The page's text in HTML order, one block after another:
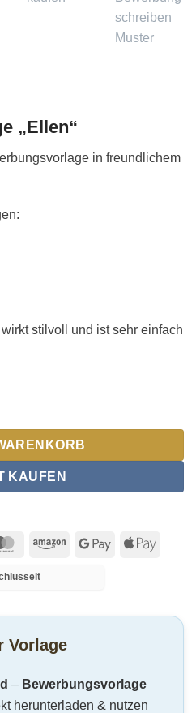
„Ellen“
in freundlichem
stilvoll und ist sehr einfach
KAUFEN
MasterCardAmazonGoogle Apple
Vorlage
– Bewerbungsvorlage
herunterladen & nutzen